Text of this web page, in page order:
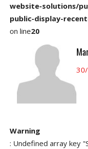
website-solutions/
public-display-
on line20
Warning
: Undefined array key